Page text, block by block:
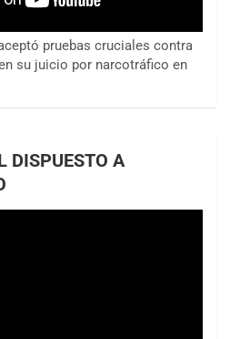
pruebas cruciales contra
su juicio por narcotráfico en
DISPUESTO A